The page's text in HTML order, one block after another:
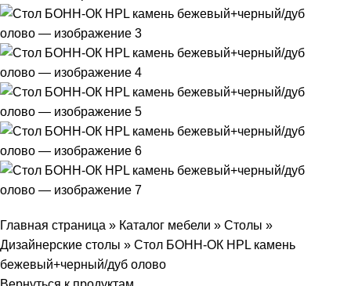
Главная страница » Каталог мебели » Столы »
Дизайнерские столы » Стол БОНН-ОК HPL камень
бежевый+черный/дуб олово